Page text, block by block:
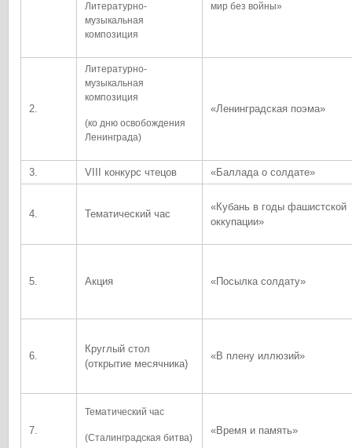
Литературно-
музыкальная
композиция
мир без войны»
2.
Литературно-
музыкальная
композиция
(ко дню освобождения
Ленинграда)
«Ленинградская поэма»
3. VIII конкурс чтецов «Баллада о солдате»
4. Тематический час
«Кубань в годы фашистской
оккупации»
5. Акция «Посылка солдату»
6.
Круглый стол
(открытие месячника)
«В плену иллюзий»
7.
Тематический час
(Сталинградская битва)
«Время и память»